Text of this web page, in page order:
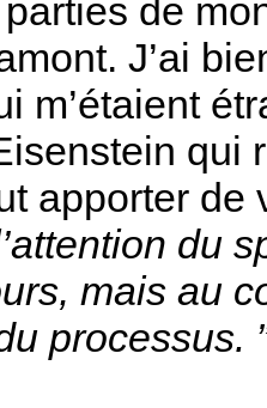
de
J’ai
m’étaient
apporter de
du
mais au
processus.